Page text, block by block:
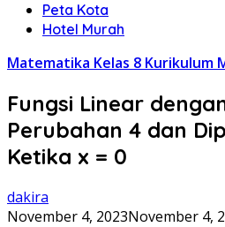
Peta Kota
Hotel Murah
Matematika Kelas 8 Kurikulum
Fungsi Linear
Perubahan 4 dan
Ketika x = 0
dakira
November 4, 2023November 4,